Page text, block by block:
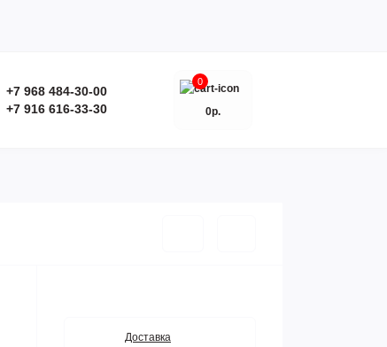
+7 968 484-30-00
+7 916 616-33-30
0
0р.
Доставка